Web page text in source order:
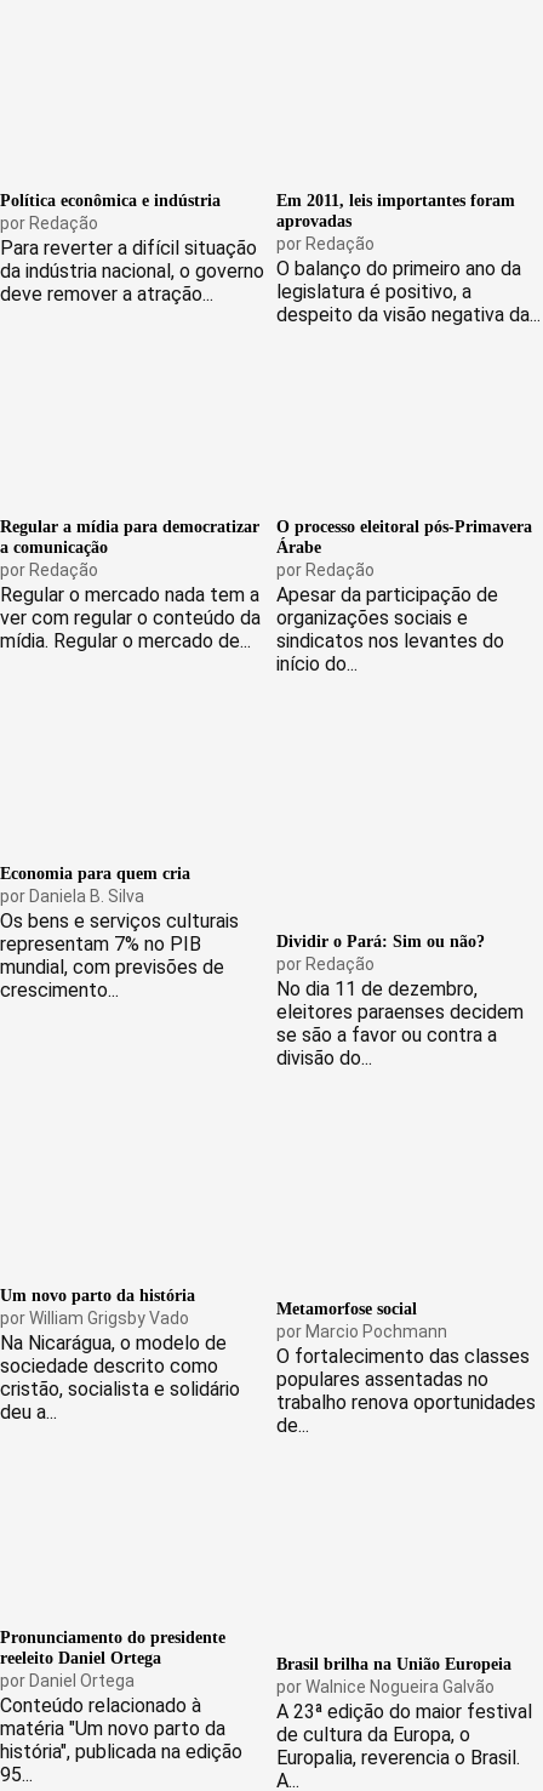
Política econômica e indústria
por Redação
Para reverter a difícil situação
da indústria nacional, o governo
deve remover a atração...
Em 2011, leis importantes foram
aprovadas
por Redação
O balanço do primeiro ano da
legislatura é positivo, a
despeito da visão negativa da...
Regular a mídia para democratizar
a comunicação
porRedação
Regular o mercado nada tem a
ver com regular o conteúdo da
mídia. Regular o mercado de...
O processo eleitoral pós-Primavera
Árabe
porRedação
Apesar da participação de
organizações sociais e
sindicatos nos levantes do
início do...
Economia para quem cria
por Daniela B. Silva
Os bens e serviços culturais
representam 7% no PIB
mundial, com previsões de
crescimento...
Dividir o Pará: Sim ou não?
por Redação
No dia 11 de dezembro,
eleitores paraenses decidem
se são a favor ou contra a
divisão do...
Um novo parto da história
porWilliam Grigsby Vado
Na Nicarágua, o modelo de
sociedade descrito como
cristão, socialista e solidário
deu a...
Metamorfose social
por Marcio Pochmann
O fortalecimento das classes
populares assentadas no
trabalho renova oportunidades
de...
Pronunciamento do presidente
reeleito Daniel Ortega
por Daniel Ortega
Conteúdo relacionado à
matéria "Um novo parto da
história", publicada na edição
95...
Brasil brilha na União Europeia
porWalnice Nogueira Galvão
A 23ª edição do maior festival
de cultura da Europa, o
Europalia, reverencia o Brasil.
A...